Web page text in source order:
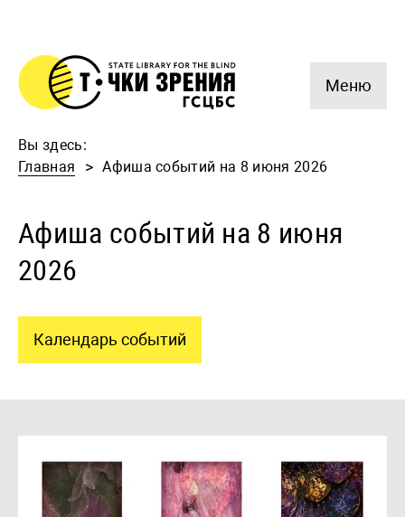
Меню
Вы здесь:
Главная
Афиша событий на 8 июня 2026
Афиша событий на 8 июня
2026
Календарь событий